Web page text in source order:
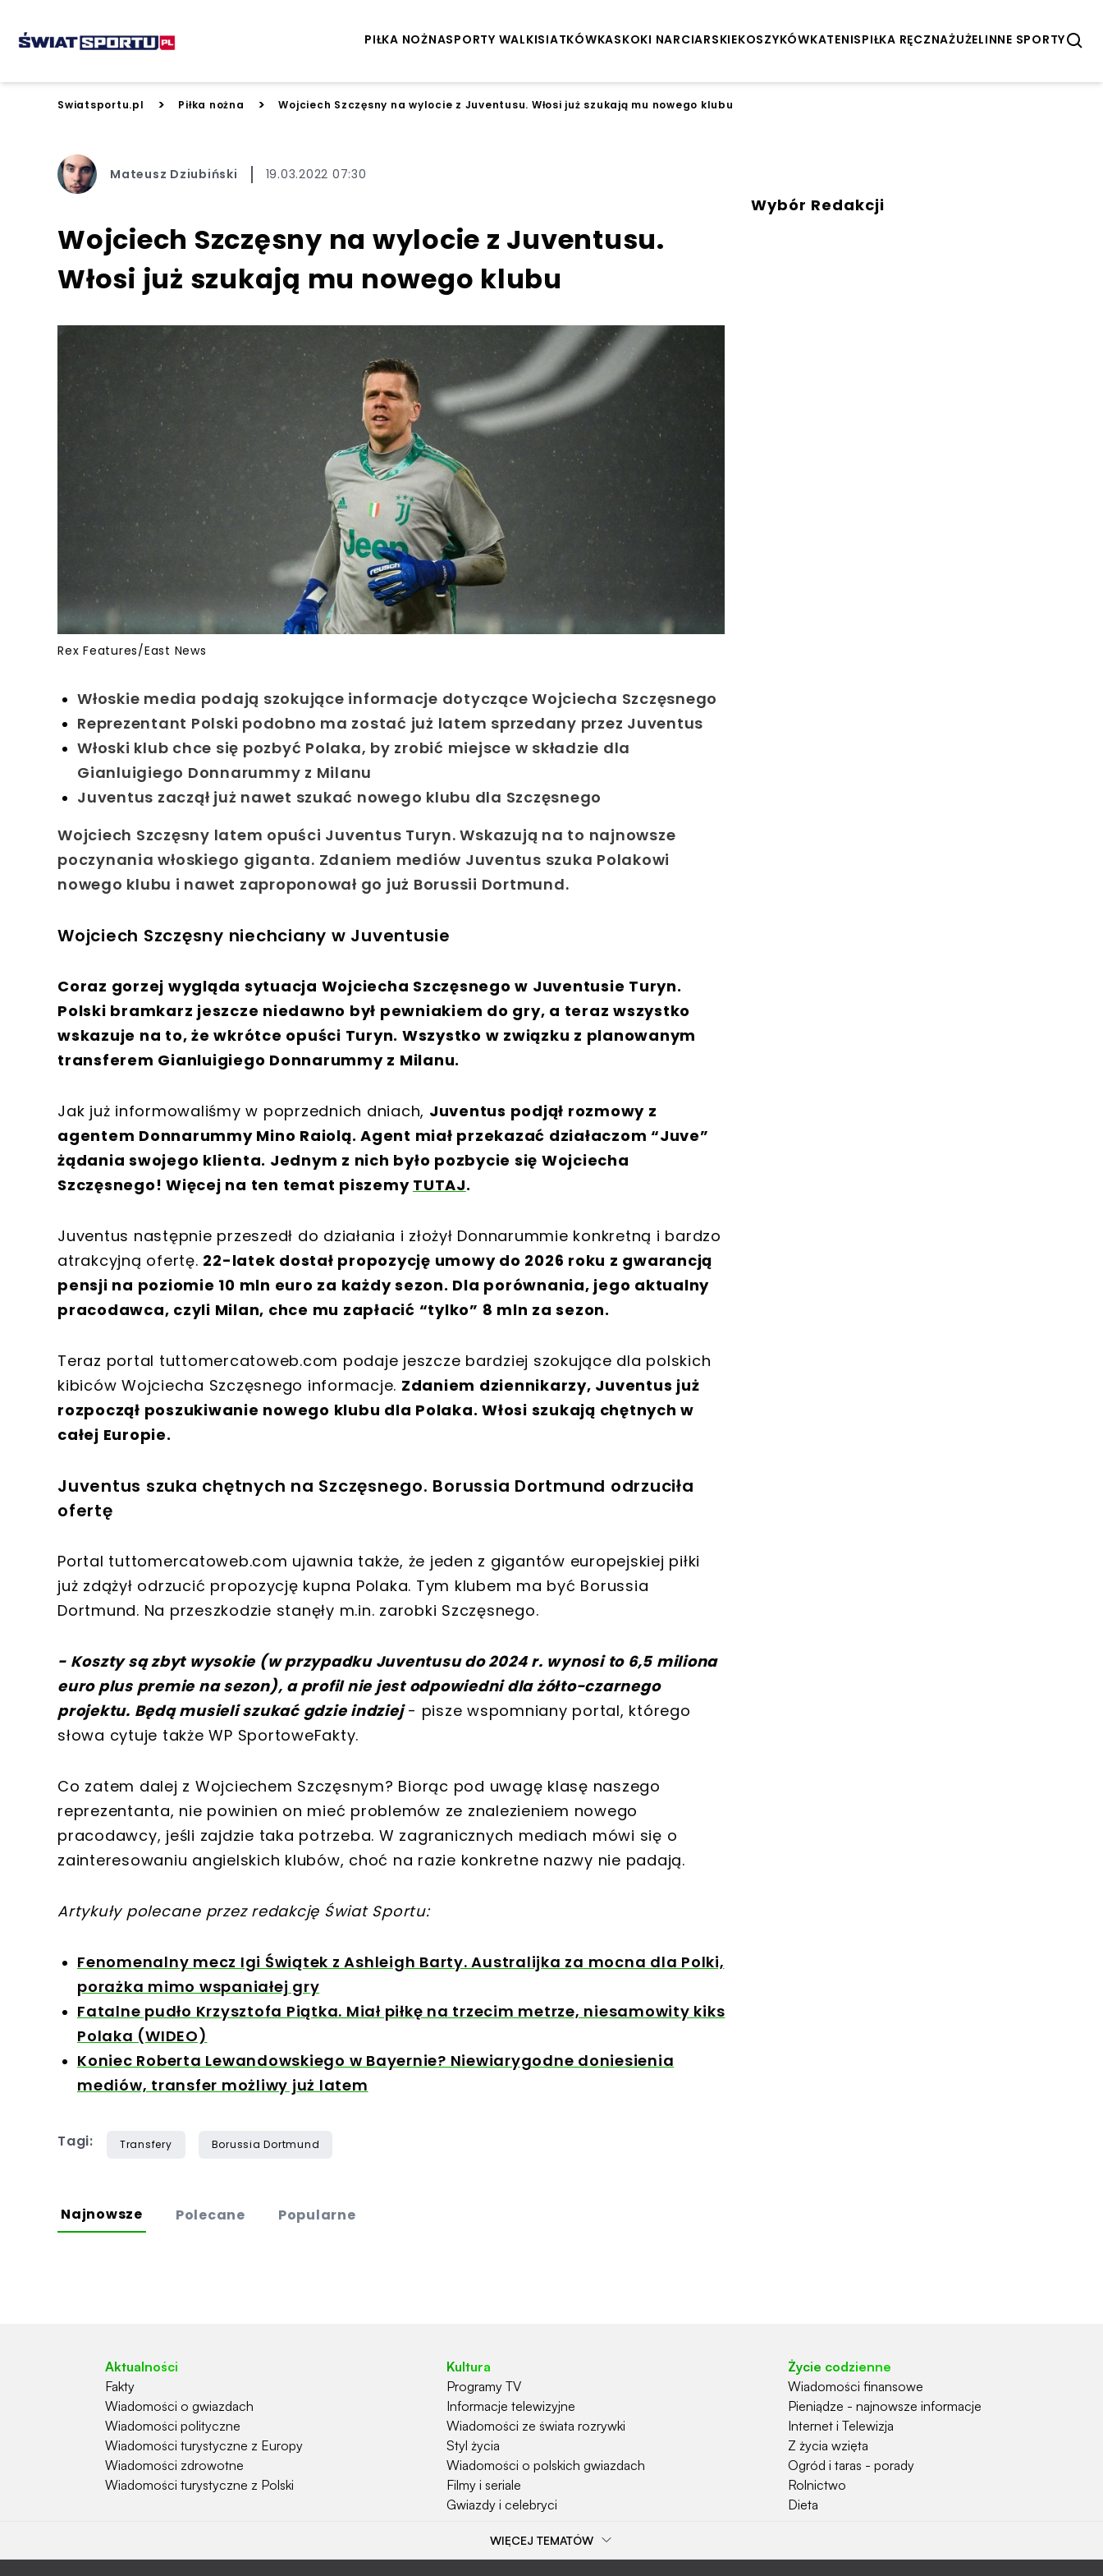
PIŁKA NOŻNASPORTY WALKISIATKÓWKASKOKI NARCIARSKIEKOSZYKÓWKATENISPIŁKA RĘCZNAŻUŻELINNE SPORTY
Swiatsportu.pl > Piłka nożna > Wojciech Szczęsny na wylocie z Juventusu. Włosi już szukają mu nowego klubu
Mateusz Dziubiński 19.03.2022 07:30
Wojciech Szczęsny na wylocie z Juventusu.
Włosi już szukają mu nowego klubu
Rex Features/East News
Włoskie media podają szokujące informacje dotyczące Wojciecha Szczęsnego
Reprezentant Polski podobno ma zostać już latem sprzedany przez Juventus
Włoski klub chce się pozbyć Polaka, by zrobić miejsce w składzie dla
Gianluigiego Donnarummy z Milanu
Juventus zaczął już nawet szukać nowego klubu dla Szczęsnego
Wojciech Szczęsny latem opuści Juventus Turyn. Wskazują na to najnowsze
poczynania włoskiego giganta. Zdaniem mediów Juventus szuka Polakowi
nowego klubu i nawet zaproponował go już Borussii Dortmund.
Wojciech Szczęsny niechciany w Juventusie
Coraz gorzej wygląda sytuacja Wojciecha Szczęsnego w Juventusie Turyn.
Polski bramkarz jeszcze niedawno był pewniakiem do gry, a teraz wszystko
wskazuje na to, że wkrótce opuści Turyn. Wszystko w związku z planowanym
transferem Gianluigiego Donnarummy z Milanu.
Jak już informowaliśmy w poprzednich dniach, Juventus podjął rozmowy z
agentem Donnarummy Mino Raiolą. Agent miał przekazać działaczom “Juve”
żądania swojego klienta. Jednym z nich było pozbycie się Wojciecha
Szczęsnego! Więcej na ten temat piszemy TUTAJ.
Juventus następnie przeszedł do działania i złożył Donnarummie konkretną i bardzo
atrakcyjną ofertę. 22-latek dostał propozycję umowy do 2026 roku z gwarancją
pensji na poziomie 10 mln euro za każdy sezon. Dla porównania, jego aktualny
pracodawca, czyli Milan, chce mu zapłacić “tylko” 8 mln za sezon.
Teraz portal tuttomercatoweb.com podaje jeszcze bardziej szokujące dla polskich
kibiców Wojciecha Szczęsnego informacje. Zdaniem dziennikarzy, Juventus już
rozpoczął poszukiwanie nowego klubu dla Polaka. Włosi szukają chętnych w
całej Europie.
Juventus szuka chętnych na Szczęsnego. Borussia Dortmund odrzuciła
ofertę
Portal tuttomercatoweb.com ujawnia także, że jeden z gigantów europejskiej piłki
już zdążył odrzucić propozycję kupna Polaka. Tym klubem ma być Borussia
Dortmund. Na przeszkodzie stanęły m.in. zarobki Szczęsnego.
-Koszty są zbyt wysokie (w przypadku Juventusu do 2024 r. wynosi to 6,5 miliona
euro plus premie na sezon), a profil nie jest odpowiedni dla żółto-czarnego
projektu. Będą musieli szukać gdzie indziej- pisze wspomniany portal, którego
słowa cytuje także WP SportoweFakty.
Co zatem dalej z Wojciechem Szczęsnym? Biorąc pod uwagę klasę naszego
reprezentanta, nie powinien on mieć problemów ze znalezieniem nowego
pracodawcy, jeśli zajdzie taka potrzeba. W zagranicznych mediach mówi się o
zainteresowaniu angielskich klubów, choć na razie konkretne nazwy nie padają.
Artykuły polecane przez redakcję Świat Sportu:
Fenomenalny mecz Igi Świątek z Ashleigh Barty. Australijka za mocna dla Polki,
porażka mimo wspaniałej gry
Fatalne pudło Krzysztofa Piątka. Miał piłkę na trzecim metrze, niesamowity kiks
Polaka (WIDEO)
Koniec Roberta Lewandowskiego w Bayernie? Niewiarygodne doniesienia
mediów, transfer możliwy już latem
Tagi: Transfery Borussia Dortmund
Wybór Redakcji
Najnowsze Polecane Popularne
Aktualności
Fakty
Wiadomości o gwiazdach
Wiadomości polityczne
Wiadomości turystyczne z Europy
Wiadomości zdrowotne
Wiadomości turystyczne z Polski
Kultura
Programy TV
Informacje telewizyjne
Wiadomości ze świata rozrywki
Styl życia
Wiadomości o polskich gwiazdach
Filmy i seriale
Gwiazdy i celebryci
Życie codzienne
Wiadomości finansowe
Pieniądze - najnowsze informacje
Internet i Telewizja
Z życia wzięta
Ogród i taras - porady
Rolnictwo
Dieta
Hobby i natura
Najchętniej czytane
WIĘCEJ TEMATÓW